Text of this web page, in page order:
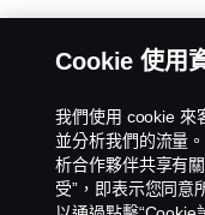
Cookie 使用
我們使用 cookie 來
並分析我們的流量
析合作夥伴共享有
受”，即表示您同意